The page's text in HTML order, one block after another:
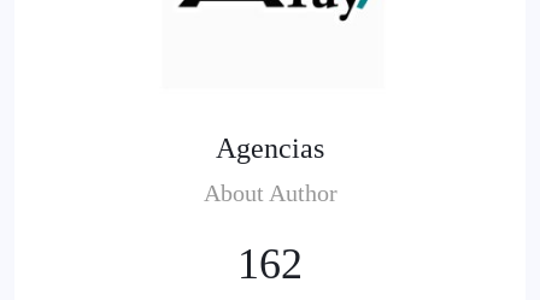
Agencias
About Author
162